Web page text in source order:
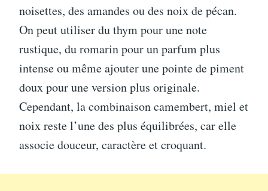
noisettes, des amandes ou des noix de pécan.
On peut utiliser du thym pour une note
rustique, du romarin pour un parfum plus
intense ou même ajouter une pointe de piment
doux pour une version plus originale.
Cependant, la combinaison camembert, miel et
noix reste l’une des plus équilibrées, car elle
associe douceur, caractère et croquant.